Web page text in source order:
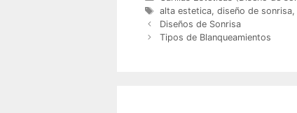
Etiquetas
alta estetica, diseño de sonrisa,
Diseños de Sonrisa
Tipos de Blanqueamientos